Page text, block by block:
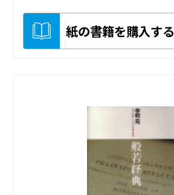
紙の書籍を購入する